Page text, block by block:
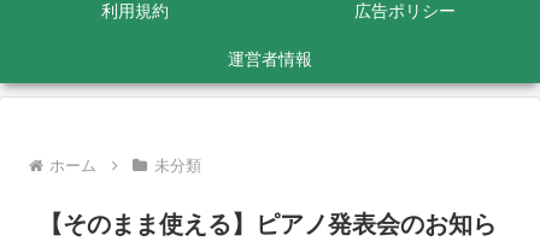
利用規約 広告ポリシー
運営者情報
ホーム 未分類
【そのまま使える】ピアノ発表会のお知ら